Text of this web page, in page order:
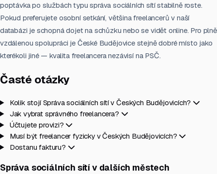
poptávka po službách typu správa sociálních sítí stabilně roste.
Pokud preferujete osobní setkání, většina freelancerů v naší
databázi je schopná dojet na schůzku nebo se vidět online. Pro plně
vzdálenou spolupráci je České Budějovice stejně dobré místo jako
kterékoli jiné — kvalita freelancera nezávisí na PSČ.
Časté otázky
Kolik stojí Správa sociálních sítí v Českých Budějovicích?
Jak vybrat správného freelancera?
Účtujete provizi?
Musí být freelancer fyzicky v Českých Budějovicích?
Dostanu fakturu?
Správa sociálních sítí v dalších městech